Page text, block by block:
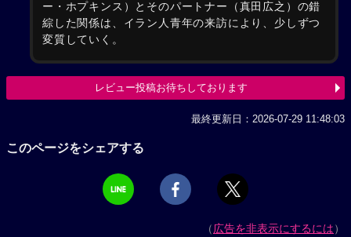
ー・ホプキンス）とそのパートナー（真田広之）の錯
綜した関係は、イラン人青年の来訪により、少しずつ
変質していく。
レビュー投稿お待ちしております
最終更新日：2026-07-29 11:48:03
このページをシェアする
（広告を非表示にするには）